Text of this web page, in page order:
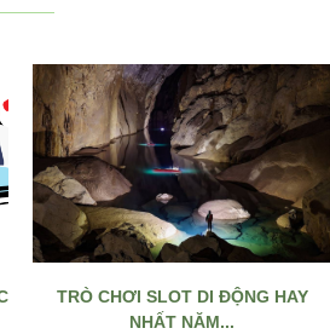
TRÒ CHƠI SLOT DI ĐỘNG HAY
NHẤT NĂM...